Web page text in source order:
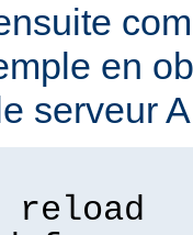
en
serveur
reload